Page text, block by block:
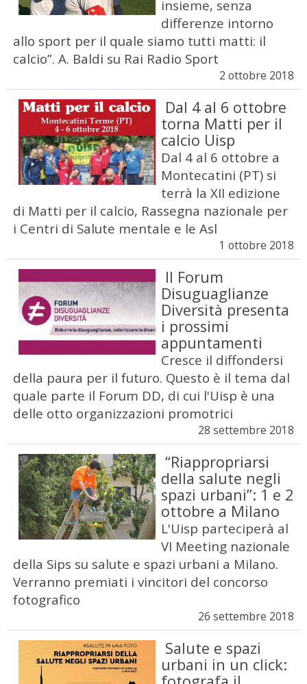
insieme, senza
differenze intorno
allo sport per il quale siamo tutti matti: il
calcio”. A. Baldi su Rai Radio Sport
2 ottobre 2018
Dal 4 al 6 ottobre
torna Matti per il
calcio Uisp
Dal 4 al 6 ottobre a
Montecatini (PT) si
terrà la XII edizione
di Matti per il calcio, Rassegna nazionale per
i Centri di Salute mentale e le Asl
1 ottobre 2018
Il Forum
Disuguaglianze
Diversità presenta
i prossimi
appuntamenti
Cresce il diffondersi
della paura per il futuro. Questo è il tema dal
quale parte il Forum DD, di cui l'Uisp è una
delle otto organizzazioni promotrici
28 settembre 2018
“Riappropriarsi
della salute negli
spazi urbani”: 1 e 2
ottobre a Milano
L'Uisp parteciperà al
VI Meeting nazionale
della Sips su salute e spazi urbani a Milano.
Verranno premiati i vincitori del concorso
fotografico
26 settembre 2018
Salute e spazi
urbani in un click: